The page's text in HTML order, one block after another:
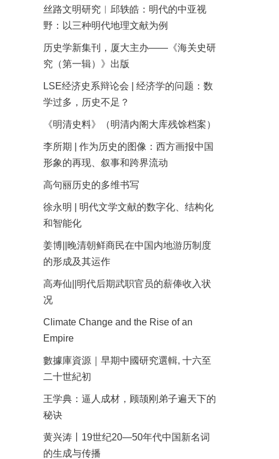
丝路文明研究︱邱轶皓：明代的中亚视
野：以三种明代地理文献为例
历史学新集刊，厦大主办——《海关史研
究（第一辑）》出版
LSE经济史系辩论会 | 经济学的问题：数
学过多，历史不足？
《明清史料》（明清内阁大库残馀档案）
李所期 | 作为历史的图像：西方画报中国
形象的再现、叙事和跨界流动
高句丽历史的多维书写
徐永明 | 明代文学文献的数字化、结构化
和智能化
姜博||晚清朝鲜商民在中国内地游历制度
的形成及其运作
高寿仙||明代后期武职官员的薪俸收入状
况
Climate Change and the Rise of an
Empire
數據庫資源｜早期中國研究選輯, 十六至
二十世紀初
王学典：逼人成材，顾颉刚弟子遍天下的
秘诀
黄兴涛丨19世纪20—50年代中国新名词
的生成与传播